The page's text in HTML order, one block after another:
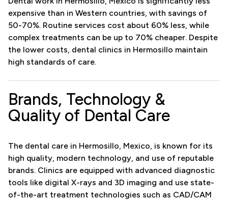
expensive than in Western countries, with savings of
50-70%. Routine services cost about 60% less, while
complex treatments can be up to 70% cheaper. Despite
the lower costs, dental clinics in Hermosillo maintain
high standards of care.
Brands, Technology &
Quality of Dental Care
The dental care in Hermosillo, Mexico, is known for its
high quality, modern technology, and use of reputable
brands. Clinics are equipped with advanced diagnostic
tools like digital X-rays and 3D imaging and use state-
of-the-art treatment technologies such as CAD/CAM